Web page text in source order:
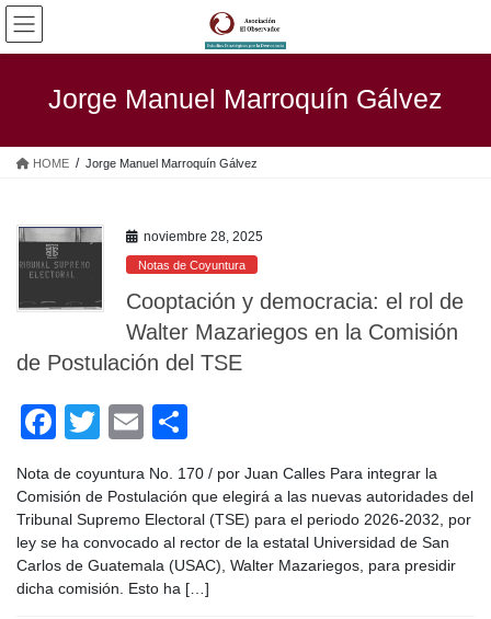
Saltar
contenido
Saltar
la
Jorge Manuel Marroquín Gálvez
HOME Jorge Manuel Marroquín Gálvez
noviembre 28, 2025
Notas de Coyuntura
Cooptación y democracia: el rol de
Walter Mazariegos en la Comisión
de Postulación del TSE
F
a
c
e
b
o
T
tt
er
E
m
ail
o
m
p
ar
tir
Nota de coyuntura No. 170 / por Juan Calles Para integrar la
Comisión de Postulación que elegirá a las nuevas autoridades del
Tribunal Supremo Electoral (TSE) para el periodo 2026-2032, por
ley se ha convocado al rector de la estatal Universidad de San
Carlos de Guatemala (USAC), Walter Mazariegos, para presidir
dicha comisión. Esto ha […]